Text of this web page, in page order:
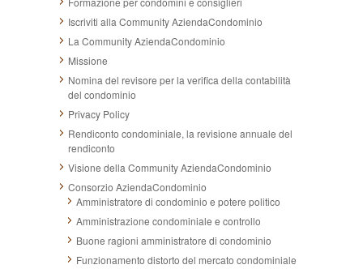
Iscriviti alla Community AziendaCondominio
La Community AziendaCondominio
Missione
Nomina del revisore per la verifica della contabilità
del condominio
Privacy Policy
Rendiconto condominiale, la revisione annuale del
rendiconto
Visione della Community AziendaCondominio
Consorzio AziendaCondominio
Amministratore di condominio e potere politico
Amministrazione condominiale e controllo
Buone ragioni amministratore di condominio
Funzionamento distorto del mercato condominiale